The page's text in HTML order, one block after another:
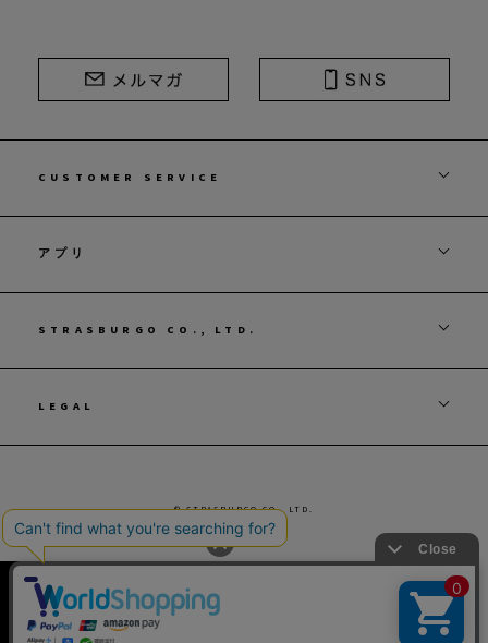
CUSTOMER SERVICE
アプリ
STRASBURGO CO., LTD.
LEGAL
© STRASBURGO CO., LTD.